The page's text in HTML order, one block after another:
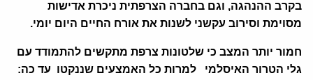
בקרב ההנהגה, וגם בחברה הצרפתית ניכרת אדישות
מסוימת וסירוב עקשני לשנות את אורח החיים היום יומי.
חמור יותר המצב כי שלטונות צרפת מתקשים להתמודד עם
גלי הטרור האיסלמי למרות כל האמצעים שננקטו עד כה: